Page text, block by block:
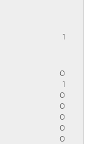
1
0
1
0
0
0
0
0